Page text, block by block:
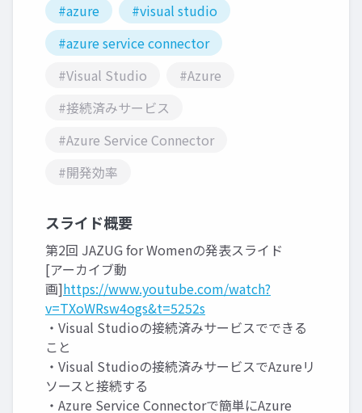
#azure
#visual studio
#azure service connector
#Visual Studio
#Azure
#接続済みサービス
#Azure Service Connector
#開発効率
スライド概要
第2回 JAZUG for Womenの発表スライド
[アーカイブ動
画]https://www.youtube.com/watch?
v=TXoWRsw4ogs&t=5252s
・Visual Studioの接続済みサービスでできる
こと
・Visual Studioの接続済みサービスでAzureリ
ソースと接続する
・Azure Service Connectorで簡単にAzure